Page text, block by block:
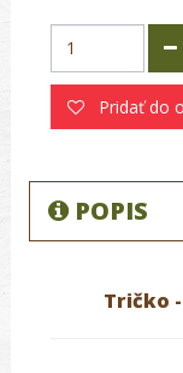
Pridať do
POPIS
Tričko -